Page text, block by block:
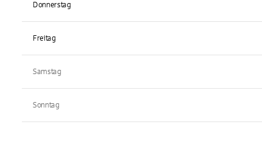
Donnerstag
Freitag
Samstag
Sonntag